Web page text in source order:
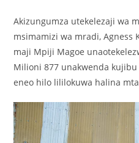
Akizungumza utekelezaji wa
msimamizi wa mradi, Agness
maji Mpiji Magoe
Milioni 877 unakwenda
eneo hilo lililokuwa halina